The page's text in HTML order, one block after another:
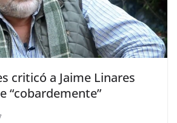
criticó a Jaime Linares
“cobardemente”